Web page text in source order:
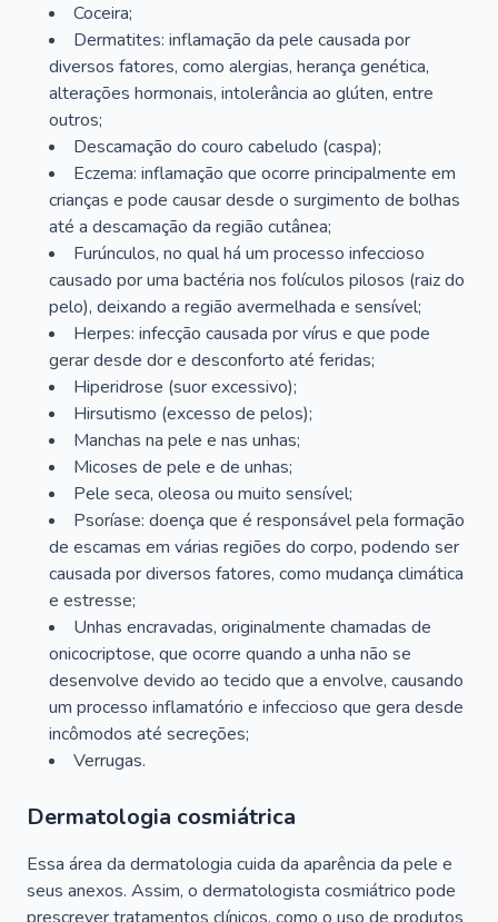
Coceira;
Dermatites: inflamação da pele causada por
diversos fatores, como alergias, herança genética,
alterações hormonais, intolerância ao glúten, entre
outros;
Descamação do couro cabeludo (caspa);
Eczema: inflamação que ocorre principalmente em
crianças e pode causar desde o surgimento de bolhas
até a descamação da região cutânea;
Furúnculos, no qual há um processo infeccioso
causado por uma bactéria nos folículos pilosos (raiz do
pelo), deixando a região avermelhada e sensível;
Herpes: infecção causada por vírus e que pode
gerar desde dor e desconforto até feridas;
Hiperidrose (suor excessivo);
Hirsutismo (excesso de pelos);
Manchas na pele e nas unhas;
Micoses de pele e de unhas;
Pele seca, oleosa ou muito sensível;
Psoríase: doença que é responsável pela formação
de escamas em várias regiões do corpo, podendo ser
causada por diversos fatores, como mudança climática
e estresse;
Unhas encravadas, originalmente chamadas de
onicocriptose, que ocorre quando a unha não se
desenvolve devido ao tecido que a envolve, causando
um processo inflamatório e infeccioso que gera desde
incômodos até secreções;
Verrugas.
Dermatologia cosmiátrica
Essa área da dermatologia cuida da aparência da pele e
seus anexos. Assim, o dermatologista cosmiátrico pode